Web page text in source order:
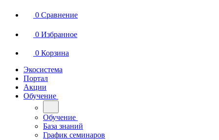
0 Сравнение
0 Избранное
0 Корзина
Экосистема
Портал
Акции
Обучение
Обучение
База знаний
График семинаров